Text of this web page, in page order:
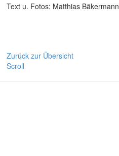
Text u. Fotos: Matthias Bäkermann
Zurück zur Übersicht
Scroll